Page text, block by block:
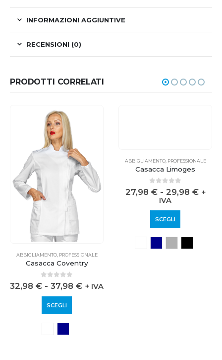
INFORMAZIONI AGGIUNTIVE
RECENSIONI (0)
PRODOTTI CORRELATI
ABBIGLIAMENTO, PROFESSIONALE
Casacca Coventry
0 out of 5
32,98 € - 37,98 € + IVA
SCEGLI